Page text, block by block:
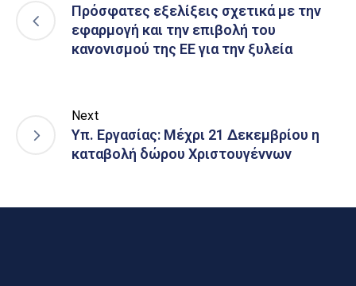
Πρόσφατες εξελίξεις σχετικά με την
εφαρμογή και την επιβολή του
κανονισμού της ΕΕ για την ξυλεία
Next
Υπ. Εργασίας: Μέχρι 21 Δεκεμβρίου η
καταβολή δώρου Χριστουγέννων